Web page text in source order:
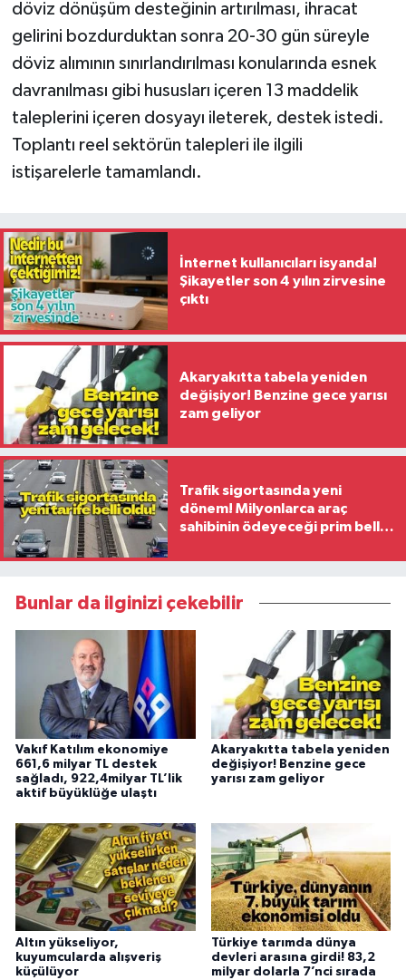
döviz dönüşüm desteğinin artırılması, ihracat
gelirini bozdurduktan sonra 20-30 gün süreyle
döviz alımının sınırlandırılması konularında esnek
davranılması gibi hususları içeren 13 maddelik
taleplerini içeren dosyayı ileterek, destek istedi.
Toplantı reel sektörün talepleri ile ilgili
istişarelerle tamamlandı.
İnternet kullanıcıları isyanda!
Şikayetler son 4 yılın zirvesine
çıktı
Akaryakıtta tabela yeniden
değişiyor! Benzine gece yarısı
zam geliyor
Trafik sigortasında yeni
dönem! Milyonlarca araç
sahibinin ödeyeceği prim belli
Bunlar da ilginizi çekebilir
Vakıf Katılım ekonomiye
661,6 milyar TL destek
sağladı, 922,4milyar TL’lik
aktif büyüklüğe ulaştı
Akaryakıtta tabela yeniden
değişiyor! Benzine gece
yarısı zam geliyor
Altın yükseliyor,
kuyumcularda alışveriş
küçülüyor
Türkiye tarımda dünya
devleri arasına girdi! 83,2
milyar dolarla 7’nci sırada